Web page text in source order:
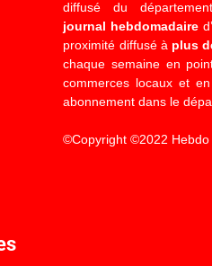
diffusé du
journal hebdomadaire
proximité diffusé à plus
chaque semaine en
commerces locaux et
abonnement dans le
©Copyright ©2022 Hebdo